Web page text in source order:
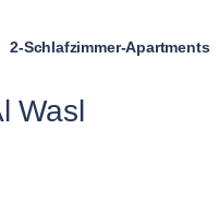
2-Schlafzimmer-Apartments
Wasl